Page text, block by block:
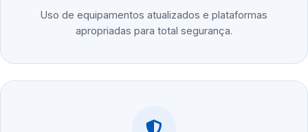
Uso de equipamentos atualizados e plataformas
apropriadas para total segurança.